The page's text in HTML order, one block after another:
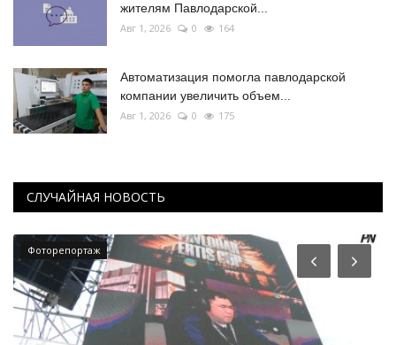
жителям Павлодарской...
Авг 1, 2026 0 164
Автоматизация помогла павлодарской
компании увеличить объем...
Авг 1, 2026 0 175
СЛУЧАЙНАЯ НОВОСТЬ
Фоторепортаж